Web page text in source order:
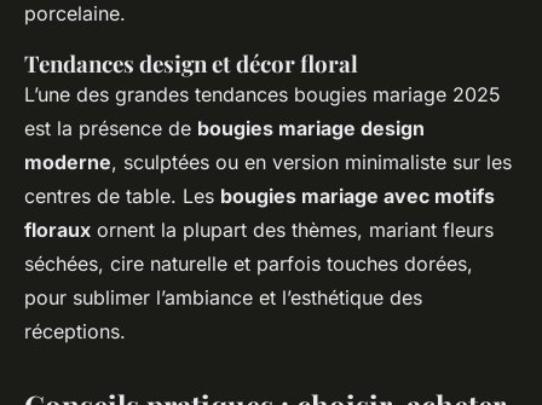
porcelaine.
Tendances design et décor floral
L’une des grandes tendances bougies mariage 2025
est la présence de bougies mariage design
moderne, sculptées ou en version minimaliste sur les
centres de table. Les bougies mariage avec motifs
floraux ornent la plupart des thèmes, mariant fleurs
séchées, cire naturelle et parfois touches dorées,
pour sublimer l’ambiance et l’esthétique des
réceptions.